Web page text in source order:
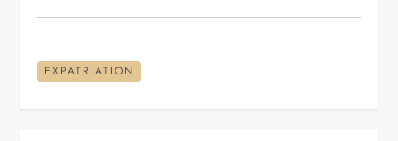
EXPATRIATION